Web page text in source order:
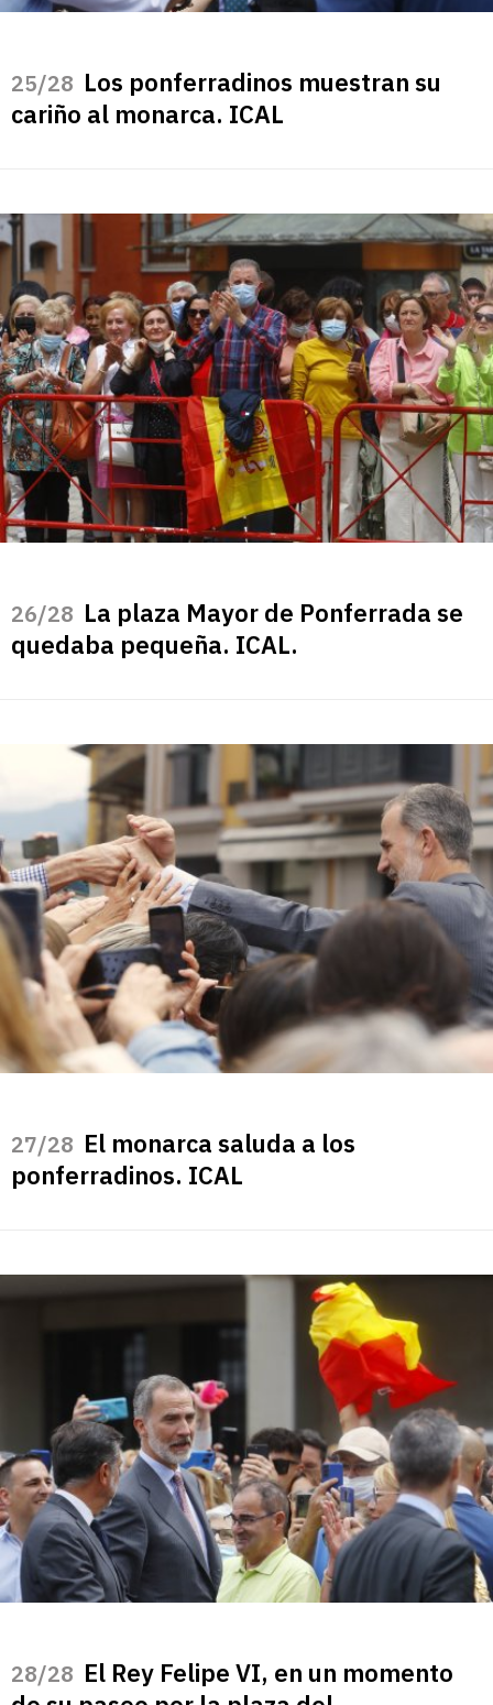
/28 Los ponferradinos muestran su
cariño al monarca. ICAL
/28 La plaza Mayor de Ponferrada se
quedaba pequeña. ICAL.
/28 El monarca saluda a los
ponferradinos. ICAL
/28 El Rey Felipe VI, en un momento